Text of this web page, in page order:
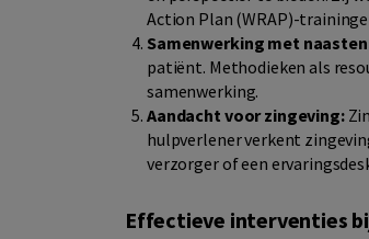
Action Plan (WRAP)-
Samenwerking met
patiënt. Methodieken als
samenwerking.
Aandacht voor zingeving:
hulpverlener verkent
verzorger of een
Effectieve interventies